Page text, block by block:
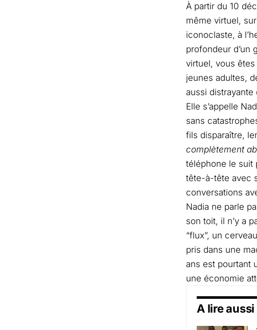
À partir du 10
même virtuel,
iconoclaste, à
profondeur d’un
virtuel, vous êtes
jeunes adultes,
aussi distrayante
Elle s’appelle
sans
fils disparaître,
complètement
téléphone le suit
tête-à-tête avec
conversations
Nadia ne parle
son toit, il n’y a
“flux”, un
pris dans une
ans est pourtant
une économie
A lire aussi